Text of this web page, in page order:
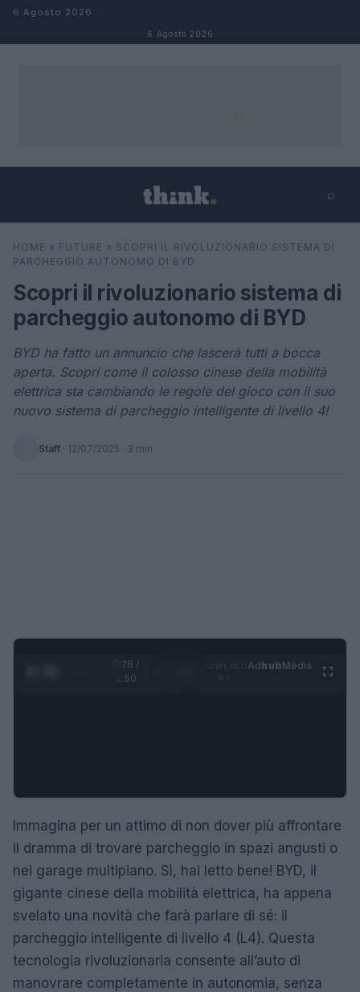
Salta al contenuto
6 Agosto 2026
6 Agosto 2026
⌕
Cerca ⌕ ×
HOME » FUTURE » SCOPRI IL RIVOLUZIONARIO SISTEMA DI
PARCHEGGIO AUTONOMO DI BYD
Scopri il rivoluzionario sistema di
parcheggio autonomo di BYD
BYD ha fatto un annuncio che lascerà tutti a bocca
aperta. Scopri come il colosso cinese della mobilità
elettrica sta cambiando le regole del gioco con il suo
nuovo sistema di parcheggio intelligente di livello 4!
Staff · 12/07/2025 · 3 min
0:28 /
1:50
AdhubMedia
Immagina per un attimo di non dover più affrontare
il dramma di trovare parcheggio in spazi angusti o
nei garage multipiano. Sì, hai letto bene! BYD, il
gigante cinese della mobilità elettrica, ha appena
svelato una novità che farà parlare di sé: il
parcheggio intelligente di livello 4 (L4). Questa
tecnologia rivoluzionaria consente all’auto di
manovrare completamente in autonomia, senza